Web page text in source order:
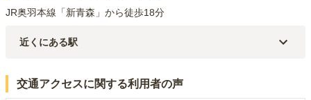
JR奥羽本線「新青森」から徒歩18分
近くにある駅
交通アクセスに関する利用者の声